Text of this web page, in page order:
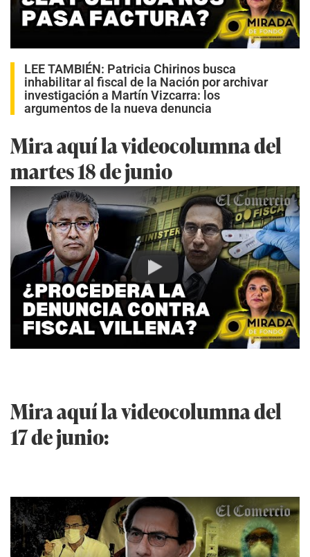
LEE TAMBIÉN: Patricia Chirinos busca
inhabilitar al fiscal de la Nación por archivar
investigación a Martín Vizcarra: los
argumentos de la nueva denuncia
Mira aquí la videocolumna del
martes 18 de junio
Play
Mira aquí la videocolumna del
17 de junio: